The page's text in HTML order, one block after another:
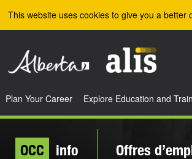
This website uses cookies to give you a
Plan Your Career Explore Education and
OCC info Offres